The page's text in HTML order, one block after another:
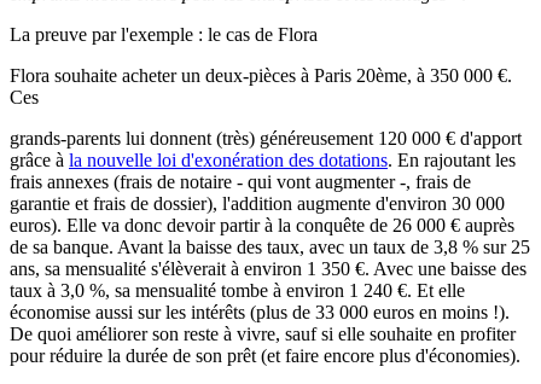
La preuve par l'exemple : le cas de Flora
Flora souhaite acheter un deux-pièces à Paris 20ème, à 350 000 €.
Ces
grands-parents lui donnent (très) généreusement 120 000 € d'apport
grâce à la nouvelle loi d'exonération des dotations. En rajoutant les
frais annexes (frais de notaire - qui vont augmenter -, frais de
garantie et frais de dossier), l'addition augmente d'environ 30 000
euros). Elle va donc devoir partir à la conquête de 26 000 € auprès
de sa banque. Avant la baisse des taux, avec un taux de 3,8 % sur 25
ans, sa mensualité s'élèverait à environ 1 350 €. Avec une baisse des
taux à 3,0 %, sa mensualité tombe à environ 1 240 €. Et elle
économise aussi sur les intérêts (plus de 33 000 euros en moins !).
De quoi améliorer son reste à vivre, sauf si elle souhaite en profiter
pour réduire la durée de son prêt (et faire encore plus d'économies).